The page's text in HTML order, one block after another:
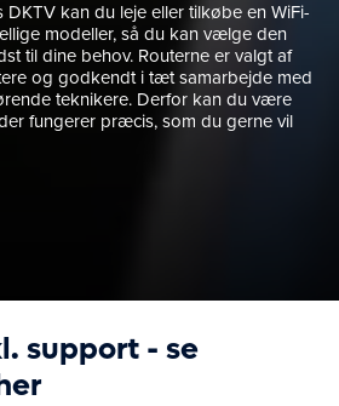
kan du leje eller tilkøbe en WiFi-
modeller, så du kan vælge den
til dine behov. Routerne er valgt af
og godkendt i tæt samarbejde med
teknikere. Derfor kan du være
fungerer præcis, som du gerne vil
support - se